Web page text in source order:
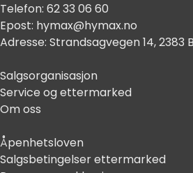
Telefon: 62 33 06 60
Epost: hymax@hymax.no
Adresse: Strandsagvegen 14, 2383
Salgsorganisasjon
Service og ettermarked
Om oss
Åpenhetsloven
Salgsbetingelser ettermarked